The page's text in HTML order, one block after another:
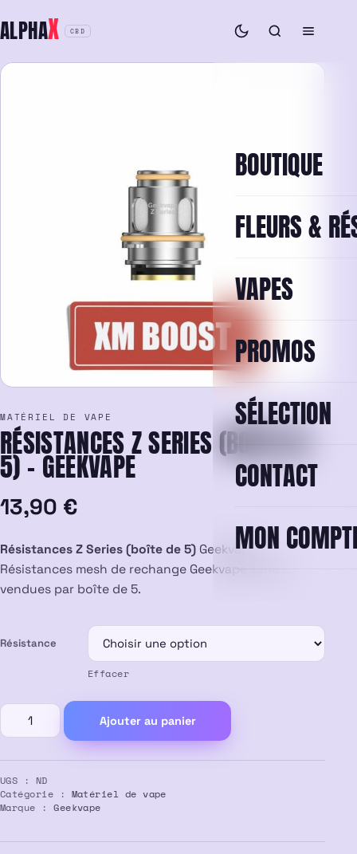
au
contenu
ALPHAX CBD
BOUTIQUE
FLEURS &
VAPES
PROMOS
SÉLECTION
CONTACT
MON
MATÉRIEL DE VAPE
RÉSISTANCES Z SERIES (BOÎTE DE
5) – GEEKVAPE
13,90 €
Résistances Z Series (boîte de 5) Geekvape.
Résistances mesh de rechange Geekvape série Z,
vendues par boîte de 5.
Résistance
Effacer
quantité
de
Z
Series
(boîte
Ajouter au panier
UGS : ND
Catégorie : Matériel de vape
Marque :Geekvape